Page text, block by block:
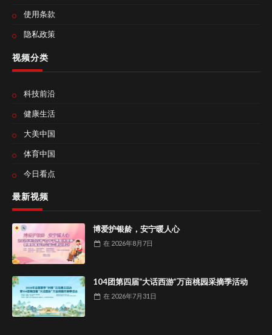
使用条款
隐私政策
视频分类
科技前沿
健康生活
大美中国
体育中国
今日看点
最新视频
博爱护银龄，安宁暖人心
在 2026年8月7日
104团第四届“大话西游”万亩桃园采摘季活动
在 2026年7月31日